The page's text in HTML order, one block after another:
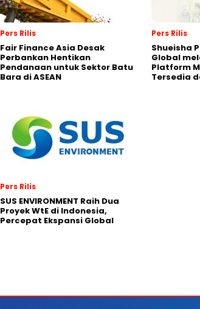
Pers Rilis
Fair Finance Asia Desak
Perbankan Hentikan
Pendanaan untuk Sektor Batu
Bara di ASEAN
Pers Rilis
Shueisha
Global
Platform
Tersedia
Pers Rilis
SUS ENVIRONMENT Raih Dua
Proyek WtE di Indonesia,
Percepat Ekspansi Global